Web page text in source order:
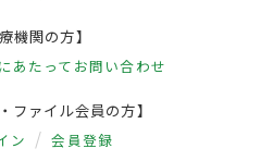
機関の方】
あたって お問い合わせ
ファイル会員の方】
ン 会員登録